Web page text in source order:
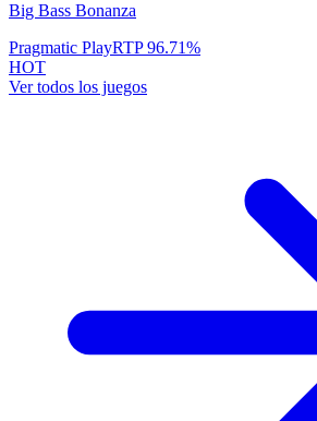
Big Bass Bonanza
Pragmatic PlayRTP96.71%
HOT
Ver todos los juegos